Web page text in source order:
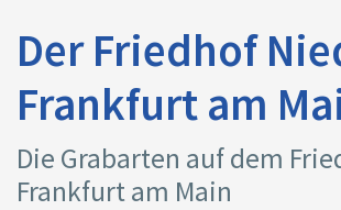
Der Friedhof
Frankfurt am
Die Grabarten auf dem
Frankfurt am Main